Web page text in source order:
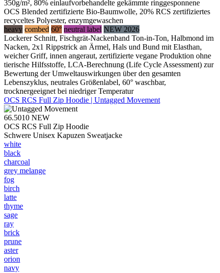
350g/m², 80% einlaufvorbehandelte gekämmte ringgesponnene
OCS Blended zertifizierte Bio-Baumwolle, 20% RCS zertifiziertes
recyceltes Polyester, enzymgewaschen
heavy combed 60° neutral label NEW 2026
Lockerer Schnitt, Fischgrät-Nackenband Ton-in-Ton, Halbmond im
Nacken, 2x1 Rippstrick an Ärmel, Hals und Bund mit Elasthan,
weicher Griff, innen angeraut, zertifizierte vegane Produktion ohne
tierische Hilfsstoffe, LCA-Berechnung (Life Cycle Assessment) zur
Bewertung der Umweltauswirkungen über den gesamten
Lebenszyklus, neutrales Größenlabel, 60° waschbar,
trocknergeeignet bei niedriger Temperatur
OCS RCS Full Zip Hoodie | Untagged Movement
66.5010 NEW
OCS RCS Full Zip Hoodie
Schwere Unisex Kapuzen Sweatjacke
white
black
charcoal
grey melange
fog
birch
latte
thyme
sage
ray
brick
prune
aster
orion
navy